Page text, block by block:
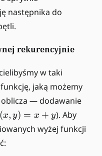
następnika do
rekurencyjnie
w taki
jaką możemy
— dodawanie
(x, y) = x + y). Aby
wyżej funkcji